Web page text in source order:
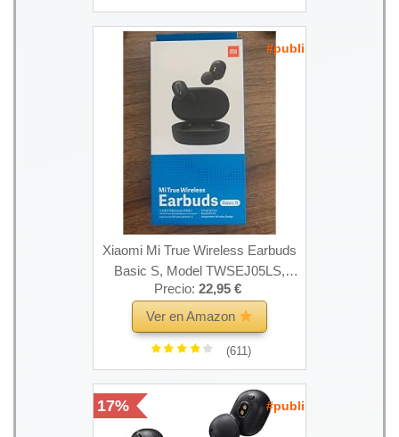
#publi
Xiaomi Mi True Wireless Earbuds
Basic S, Model TWSEJ05LS,
Schwarz
Precio: 22,95 €
Ver en Amazon
(611)
17% #publi